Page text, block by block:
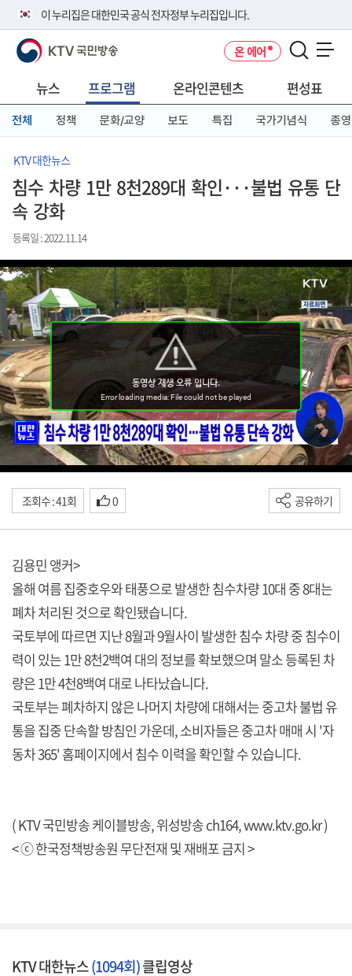
이 누리집은 대한민국 공식 전자정부 누리집입니다.
공식 누리집 주소 확인하기
니다.
이밖에 or.kr 또는 .kr등 다른 도메인 주소를 사용하고 있다면 아래 URL에
서 도메인 주소를 확인해 보세요
KTV 국민방송 온 에어
뉴스 프로그램 온라인콘텐츠 편성표
전체 정책 문화/교양 보도 특집 국가기념식 종영
KTV 대한뉴스
침수 차량 1만 8천289대 확인···불법 유통 단
속 강화
등록일 : 2022.11.14
조회수 : 41회 0 공유하기
김용민 앵커>
올해 여름 집중호우와 태풍으로 발생한 침수차량 10대 중 8대는
폐차 처리된 것으로 확인됐습니다.
국토부에 따르면 지난 8월과 9월사이 발생한 침수 차량 중 침수이
력이 있는 1만 8천2백여 대의 정보를 확보했으며 말소 등록된 차
량은 1만 4천8백여 대로 나타났습니다.
국토부는 폐차하지 않은 나머지 차량에 대해서는 중고차 불법 유
통을 집중 단속할 방침인 가운데, 소비자들은 중고차 매매 시 '자
동차 365' 홈페이지에서 침수 이력을 확인할 수 있습니다.
( KTV 국민방송 케이블방송, 위성방송 ch164,www.ktv.go.kr)
< ⓒ 한국정책방송원 무단전재 및 재배포 금지 >
KTV 대한뉴스(1094회)클립영상